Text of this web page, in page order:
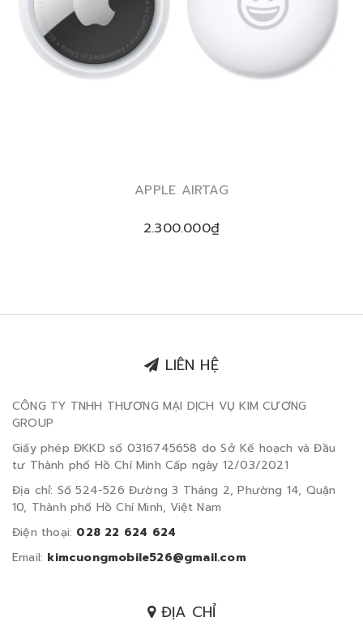
APPLE AIRTAG
2.300.000₫
LIÊN HỆ
CÔNG TY TNHH THƯƠNG MẠI DỊCH VỤ KIM CƯƠNG
GROUP
Giấy phép ĐKKD số 0316745658 do Sở Kế hoạch và Đầu
tư Thành phố Hồ Chí Minh Cấp ngày 12/03/2021
Địa chỉ: Số 524-526 Đường 3 Tháng 2, Phường 14, Quận
10, Thành phố Hồ Chí Minh, Việt Nam
Điện thoại: 028 22 624 624
Email: kimcuongmobile526@gmail.com
ĐỊA CHỈ